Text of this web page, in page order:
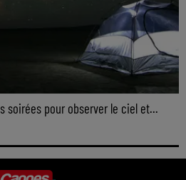
soirées pour observer le ciel et...